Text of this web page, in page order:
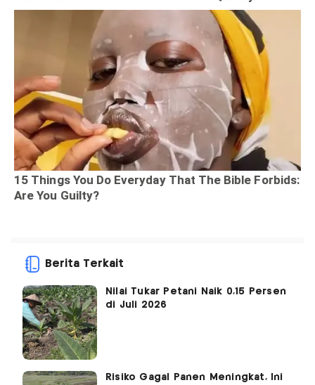
Berita Terkait
Nilai Tukar Petani Naik 0,15 Persen
di Juli 2026
Risiko Gagal Panen Meningkat, Ini